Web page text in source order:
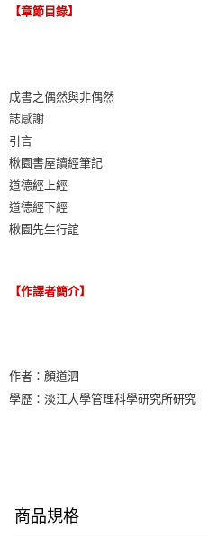
【章節目錄】
成書之偶然與非偶然
誌感謝
引言
楸園書屋讀經筆記
道德經上經
道德經下經
楸園先生行誼
【作譯者簡介】
作者：顏道泗
學歷：淡江大學管理科學研究所研究
商品規格